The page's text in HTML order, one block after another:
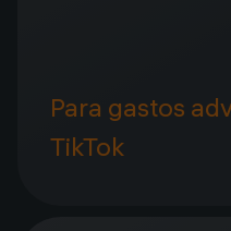
Para gastos
TikTok